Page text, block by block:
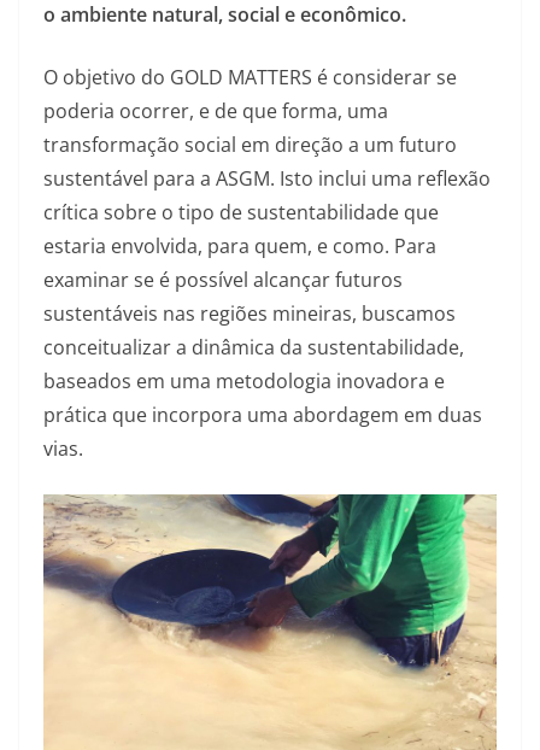
o ambiente natural, social e econômico.
O objetivo do GOLD MATTERS é considerar se
poderia ocorrer, e de que forma, uma
transformação social em direção a um futuro
sustentável para a ASGM. Isto inclui uma reflexão
crítica sobre o tipo de sustentabilidade que
estaria envolvida, para quem, e como. Para
examinar se é possível alcançar futuros
sustentáveis nas regiões mineiras, buscamos
conceitualizar a dinâmica da sustentabilidade,
baseados em uma metodologia inovadora e
prática que incorpora uma abordagem em duas
vias.